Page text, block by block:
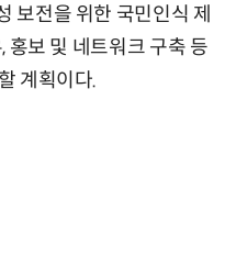
보전을 위한 국민인식 제
보 및 네트워크 구축 등
계획이다.